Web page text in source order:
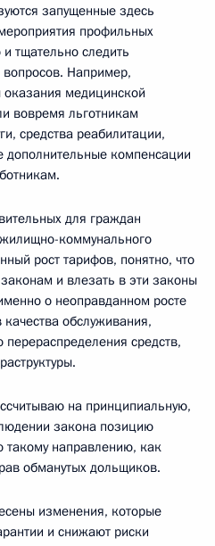
запущенные здесь
профильных
тщательно следить
Например,
медицинской
вовремя льготникам
средства реабилитации,
компенсации
для граждан
коммунального
рост тарифов, понятно, что
и влезать в эти законы
о неоправданном росте
обслуживания,
перераспределения средств,
на принципиальную,
закона позицию
такому направлению, как
обманутых дольщиков.
изменения, которые
и снижают риски